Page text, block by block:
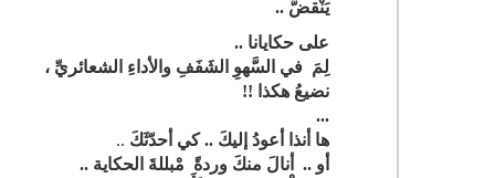
يَنْقضُّ ..
على حكايانا ..‏
لِمَ في السَّهوِ الشَفَفِ والأداءِ الشعائريِّ ،
نضيعُ هكذا !!
...
ها أنذا أعودُ إليكَ .. كي أحدّثَكَ ‏ ..
أو .. أنالَ منكَ وردةً مْبللةَ الحكاية ..